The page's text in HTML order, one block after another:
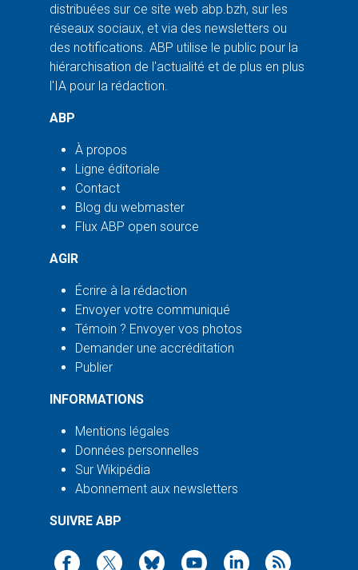
distribuées sur ce site web abp.bzh, sur les
réseaux sociaux, et via des newsletters ou
des notifications. ABP utilise le public pour la
hiérarchisation de l'actualité et de plus en plus
l'IA pour la rédaction.
ABP
À propos
Ligne éditoriale
Contact
Blog du webmaster
Flux ABP open source
AGIR
Écrire à la rédaction
Envoyer votre communiqué
Témoin ? Envoyer vos photos
Demander une accréditation
Publier
INFORMATIONS
Mentions légales
Données personnelles
Sur Wikipédia
Abonnement aux newsletters
SUIVRE ABP